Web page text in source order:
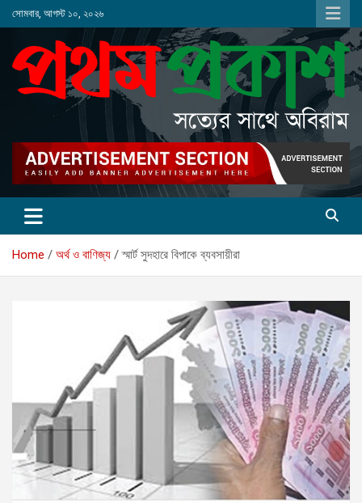
Skip
to
সোমবার, আগস্ট ১০, ২০২৬
Home অর্থ ও বাণিজ্য স্মার্ট সুদহারে বিপাকে ব্যবসায়ীরা